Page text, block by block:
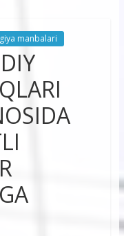
manbalari